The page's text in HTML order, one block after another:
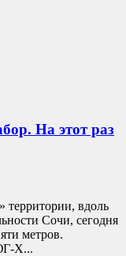
На этот раз
территории, вдоль
Сочи, сегодня
метров.
Х...